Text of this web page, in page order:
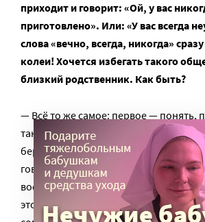
приходит и говорит: «Ой, у вас
приготовлено». Или: «У вас всегда
слова «вечно, всегда, никогда»
колеи! Хочется избегать такого
близкий родственник. Как быть?
— Всё то же самое: первое — понять,
так себя ведет, что за этим стоит.
беру это на свой счет. Вот приходит
говорит: «Вы всё делаете не так, вы
воспитываете детей. Я никогда. Вы
этого разрушаюсь? Когда это